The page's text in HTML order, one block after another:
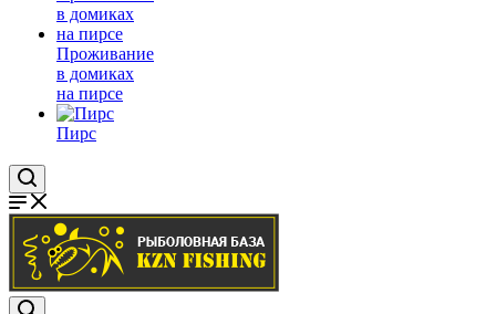
Проживание
в домиках
на пирсе
Пирс